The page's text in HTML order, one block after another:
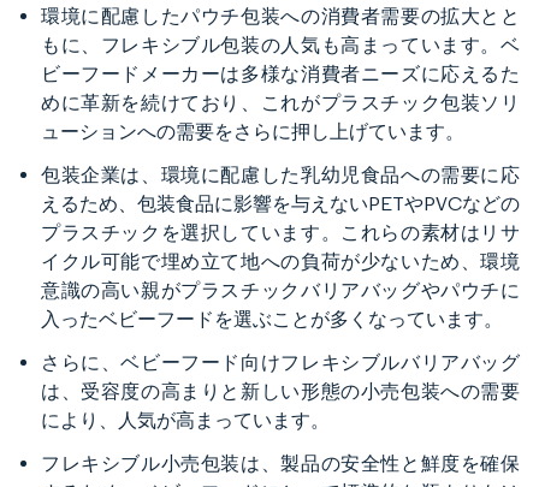
環境に配慮したパウチ包装への消費者需要の拡大とと
もに、フレキシブル包装の人気も高まっています。ベ
ビーフードメーカーは多様な消費者ニーズに応えるた
めに革新を続けており、これがプラスチック包装ソリ
ューションへの需要をさらに押し上げています。
包装企業は、環境に配慮した乳幼児食品への需要に応
えるため、包装食品に影響を与えないPETやPVCなどの
プラスチックを選択しています。これらの素材はリサ
イクル可能で埋め立て地への負荷が少ないため、環境
意識の高い親がプラスチックバリアバッグやパウチに
入ったベビーフードを選ぶことが多くなっています。
さらに、ベビーフード向けフレキシブルバリアバッグ
は、受容度の高まりと新しい形態の小売包装への需要
により、人気が高まっています。
フレキシブル小売包装は、製品の安全性と鮮度を確保